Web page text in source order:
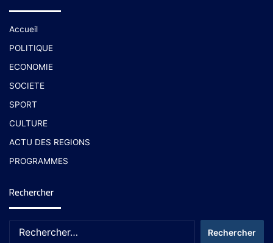
Accueil
POLITIQUE
ECONOMIE
SOCIETE
SPORT
CULTURE
ACTU DES REGIONS
PROGRAMMES
Rechercher